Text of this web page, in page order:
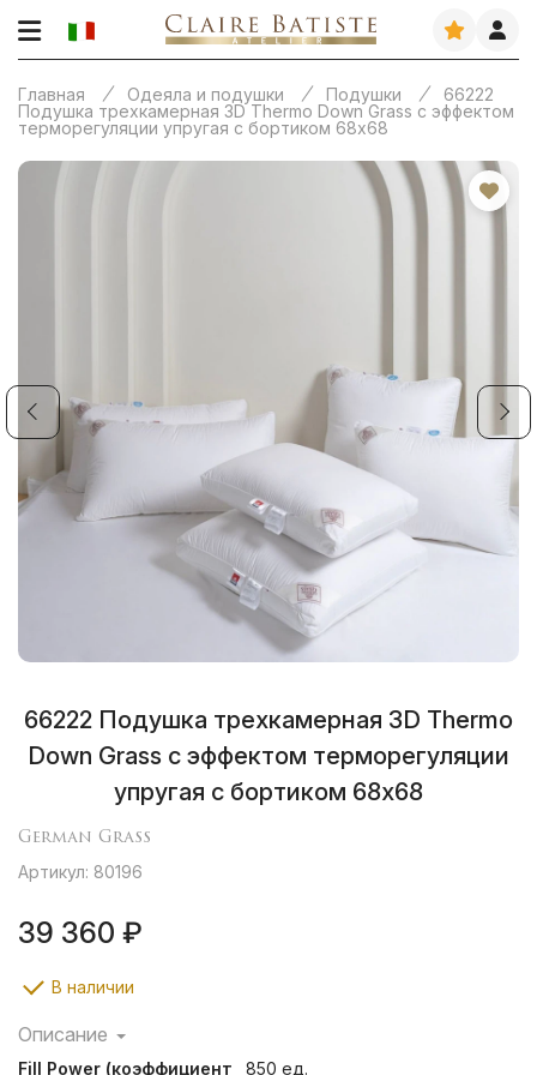
Главная Одеяла и подушки Подушки
66222
Подушка трехкамерная 3D Thermo Down Grass с эффектом
терморегуляции упругая с бортиком 68х68
66222 Подушка трехкамерная 3D Thermo
Down Grass с эффектом терморегуляции
упругая с бортиком 68х68
German Grass
Артикул: 80196
39 360 ₽
В наличии
Описание
Объемные трехкамерные подушки «с бортиком» 3D
Fill Power (коэффициент
850 ед.